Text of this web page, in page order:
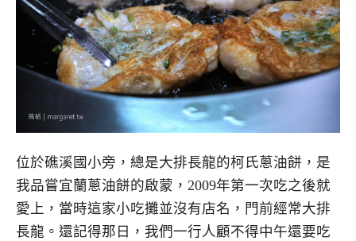
位於礁溪國小旁，總是大排長龍的柯氏蔥油餅，是
我品嘗宜蘭蔥油餅的啟蒙，2009年第一次吃之後就
愛上，當時這家小吃攤並沒有店名，門前經常大排
長龍。還記得那日，我們一行人顧不得中午還要吃